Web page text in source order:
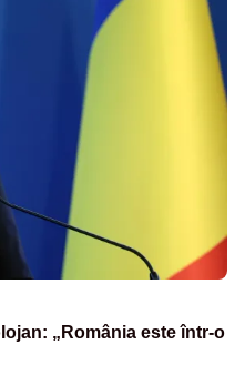
„România este într-o